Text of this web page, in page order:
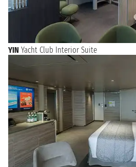
YIN Yacht Club Interior Suite